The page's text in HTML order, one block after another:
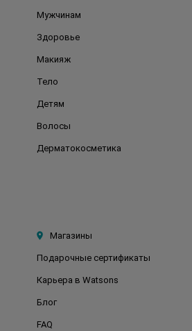
Мужчинам
Здоровье
Макияж
Тело
Детям
Волосы
Дерматокосметика
Магазины
Подарочные сертификаты
Карьера в Watsons
Блог
FAQ